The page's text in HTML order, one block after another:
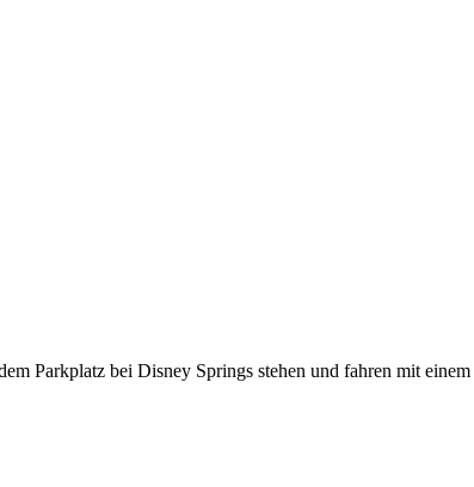
Parkplatz bei Disney Springs stehen und fahren mit